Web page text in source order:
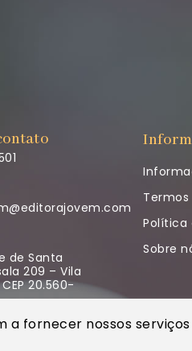
a fornecer nossos
de Santa
209 – Vila
20.560-
Política
Sobre